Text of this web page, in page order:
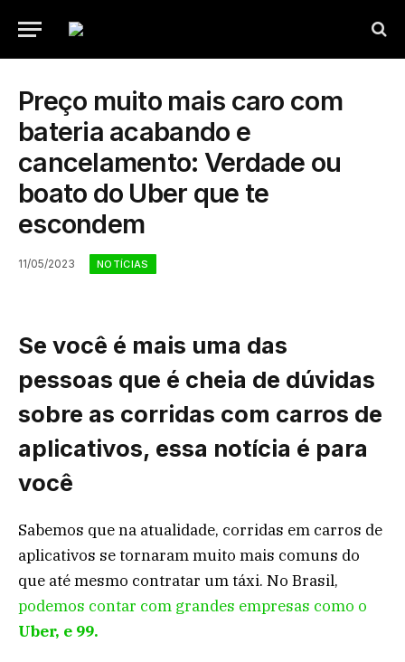
Preço muito mais caro com
bateria acabando e
cancelamento: Verdade ou
boato do Uber que te
escondem
11/05/2023 NOTÍCIAS
Se você é mais uma das
pessoas que é cheia de dúvidas
sobre as corridas com carros de
aplicativos, essa notícia é para
você
Sabemos que na atualidade, corridas em carros de
aplicativos se tornaram muito mais comuns do
que até mesmo contratar um táxi. No Brasil,
podemos contar com grandes empresas como o
Uber, e 99.